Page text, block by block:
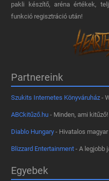
pakli készítő, aréna értékek,
funkció regisztráció után!
Partnereink
Szukits Internetes Könyváruház -
ABCkitűző.hu - Minden, ami kitűző!
Diablo Hungary - Hivatalos
Blizzard Entertainment - A legjobb
Egyebek